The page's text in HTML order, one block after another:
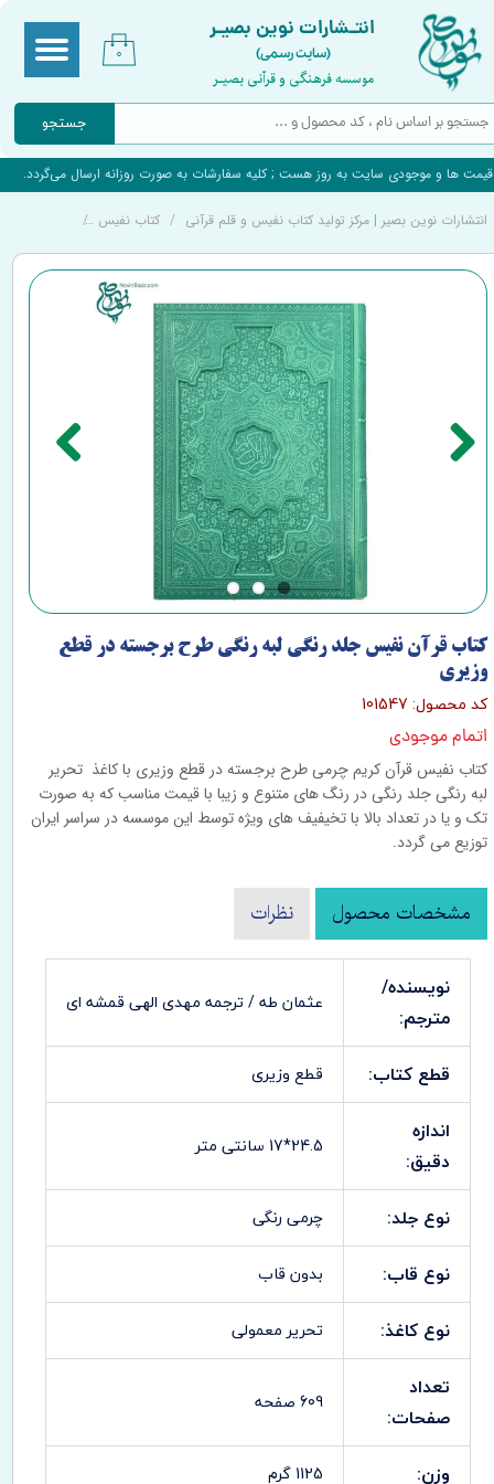
جستجو
۰
انتـشارات نوین بصیـر
موسسه فرهنگی و قرآنی بصیـر
(سایت رسمی)
قیمت ها و موجودی سایت به روز هست ; کلیه سفارشات به صورت روزانه ارسال می‌گردد.
انتشارات نوین بصیر | مرکز تولید کتاب نفیس و قلم قرآنی کتاب نفیس
کتاب قرآن نفیس جلد رنگی لبه رنگی طرح برجسته در قطع
وزیری
کد محصول: 101547
اتمام موجودی
کتاب نفیس قرآن کریم چرمی طرح برجسته در قطع وزیری با کاغذ تحریر
لبه رنگی جلد رنگی در رنگ های متنوع و زیبا با قیمت مناسب که به صورت
تک و یا در تعداد بالا با تخیفیف های ویژه توسط این موسسه در سراسر ایران
توزیع می گردد.
مشخصات محصول نظرات
نویسنده/
مترجم:
عثمان طه / ترجمه مهدی الهی قمشه ای
قطع کتاب: قطع وزیری
اندازه
دقیق:
24.5*17 سانتی متر
نوع جلد: چرمی رنگی
نوع قاب: بدون قاب
نوع کاغذ: تحریر معمولی
تعداد
صفحات:
609 صفحه
وزن: 1125 گرم